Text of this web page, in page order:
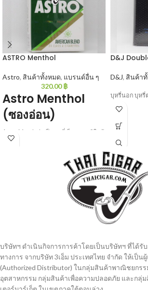
ASTRO Menthol
Astro, สินค้าทั้งหมด, แบรนด์อื่น ๆ
320.00฿
Astro Menthol
(ซองอ่อน)
Astro Menthol : เป็นบุหรี่เย็นรสชาติใกล้
เคียงกับแอลเอ็มเขียว เย็นนุ่มๆสูบนิ่มๆ
D&J
D&J, สินค้า
บุหรี่นอก บุหรี่
บริษัทฯ ดำเนินกิจการการค้าโดยเป็นบริษัทฯ ที่ได้รั
ทางการ จากบริษัท 3เอ็ม ประเทศไทย จํากัด ให้เป็น
(Authorized Distributor) ในกลุ่มสินค้าพาณิชยกร
อุตสาหกรรม กลุ่มสินค้าเพื่อความปลอดภัย และกลุ่